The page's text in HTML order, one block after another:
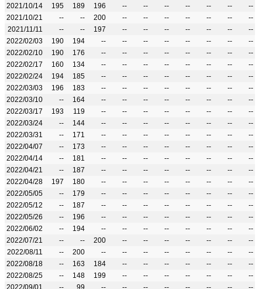
2021/10/14 195 189 196 -- -- -- -- -- --
--
2021/10/21
-- -- 200 -- -- -- -- -- --
--
2021/11/11
-- -- 197 -- -- -- -- -- --
--
2022/02/03
190 194 -- -- -- -- -- -- --
--
2022/02/10
190 176 -- -- -- -- -- -- --
--
2022/02/17
160 134 -- -- -- -- -- -- --
--
2022/02/24
194 185 -- -- -- -- -- -- --
--
2022/03/03
196 183 -- -- -- -- -- -- --
--
2022/03/10
-- 164 -- -- -- -- -- -- --
--
2022/03/17
193 119 -- -- -- -- -- -- --
--
2022/03/24
-- 144 -- -- -- -- -- -- --
--
2022/03/31
-- 171 -- -- -- -- -- -- --
--
2022/04/07
-- 173 -- -- -- -- -- -- --
--
2022/04/14
-- 181 -- -- -- -- -- -- --
--
2022/04/21
-- 187 -- -- -- -- -- -- --
--
2022/04/28
197 180 -- -- -- -- -- -- --
--
2022/05/05
-- 179 -- -- -- -- -- -- --
--
2022/05/12
-- 187 -- -- -- -- -- -- --
--
2022/05/26
-- 196 -- -- -- -- -- -- --
--
2022/06/02
-- 194 -- -- -- -- -- -- --
--
2022/07/21
-- -- 200 -- -- -- -- -- --
--
2022/08/11
-- 200 -- -- -- -- -- -- --
--
2022/08/18
-- 163 184 -- -- -- -- -- --
--
2022/08/25
-- 148 199 -- -- -- -- -- --
--
2022/09/01
-- 99 -- -- -- -- -- -- --
--